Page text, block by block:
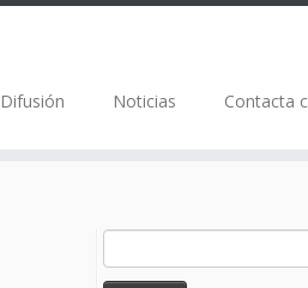
Difusión Noticias Contacta